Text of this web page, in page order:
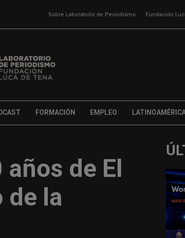
Sobre Laboratorio de Periodismo Fundación
FORMACIÓN EMPLEO
de El
de la